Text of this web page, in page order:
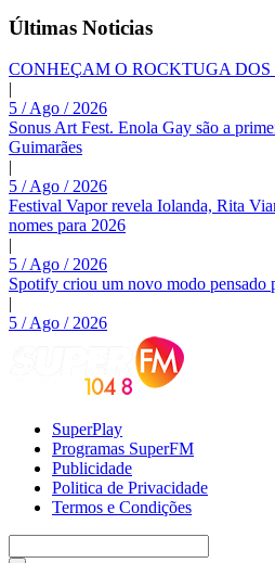
Últimas Noticias
CONHEÇAM O ROCKTUGA
|
5 / Ago / 2026
Sonus Art Fest. Enola Gay são a
Guimarães
|
5 / Ago / 2026
Festival Vapor revela Iolanda, Rita
nomes para 2026
|
5 / Ago / 2026
Spotify criou um novo modo pensado
|
5 / Ago / 2026
SuperPlay
Programas SuperFM
Publicidade
Politica de Privacidade
Termos e Condições